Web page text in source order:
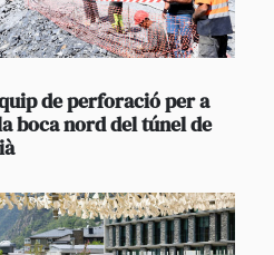
de perforació per a
boca nord del túnel de